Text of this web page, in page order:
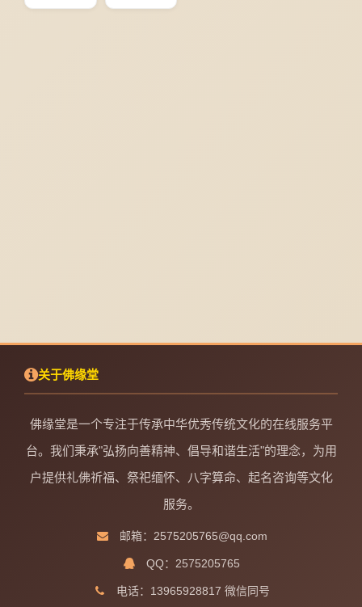
关于佛缘堂
佛缘堂是一个专注于传承中华优秀传统文化的在线服务平
台。我们秉承"弘扬向善精神、倡导和谐生活"的理念，为用
户提供礼佛祈福、祭祀缅怀、八字算命、起名咨询等文化
服务。
邮箱：2575205765@qq.com
QQ：2575205765
电话：13965928817 微信同号